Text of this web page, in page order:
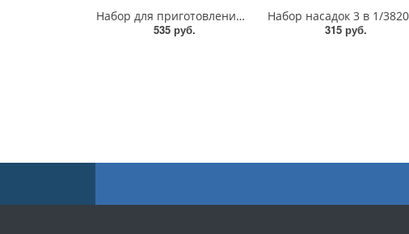
Набор для приготовления Хозяюшка/38130/ПБ
535 руб.
315 руб.